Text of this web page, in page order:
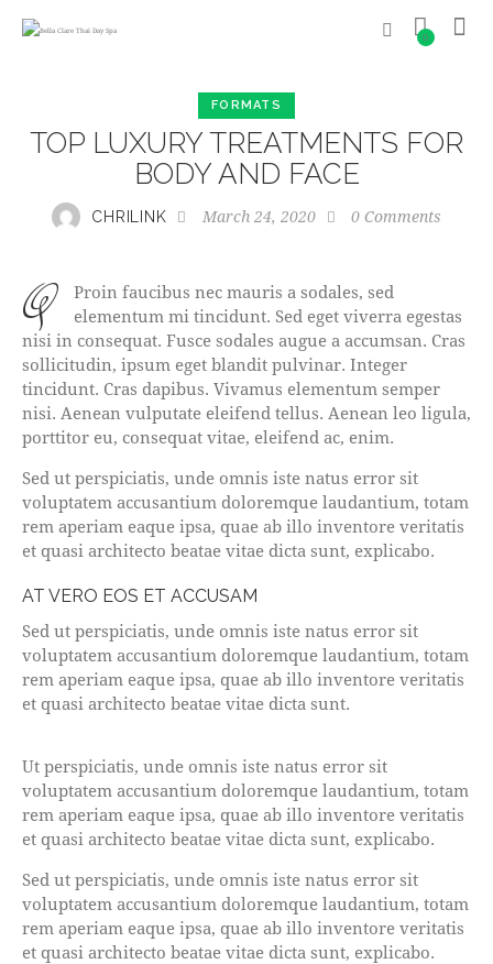
0
FORMATS
TOP LUXURY TREATMENTS FOR
BODY AND FACE
CHRILINK March 24, 2020 0 Comments
q
Proin faucibus nec mauris a sodales, sed
elementum mi tincidunt. Sed eget viverra egestas
nisi in consequat. Fusce sodales augue a accumsan. Cras
sollicitudin, ipsum eget blandit pulvinar. Integer
tincidunt. Cras dapibus. Vivamus elementum semper
nisi. Aenean vulputate eleifend tellus. Aenean leo ligula,
porttitor eu, consequat vitae, eleifend ac, enim.
Sed ut perspiciatis, unde omnis iste natus error sit
voluptatem accusantium doloremque laudantium, totam
rem aperiam eaque ipsa, quae ab illo inventore veritatis
et quasi architecto beatae vitae dicta sunt, explicabo.
AT VERO EOS ET ACCUSAM
Sed ut perspiciatis, unde omnis iste natus error sit
voluptatem accusantium doloremque laudantium, totam
rem aperiam eaque ipsa, quae ab illo inventore veritatis
et quasi architecto beatae vitae dicta sunt.
Ut perspiciatis, unde omnis iste natus error sit
voluptatem accusantium doloremque laudantium, totam
rem aperiam eaque ipsa, quae ab illo inventore veritatis
et quasi architecto beatae vitae dicta sunt, explicabo.
Sed ut perspiciatis, unde omnis iste natus error sit
voluptatem accusantium doloremque laudantium, totam
rem aperiam eaque ipsa, quae ab illo inventore veritatis
et quasi architecto beatae vitae dicta sunt, explicabo.